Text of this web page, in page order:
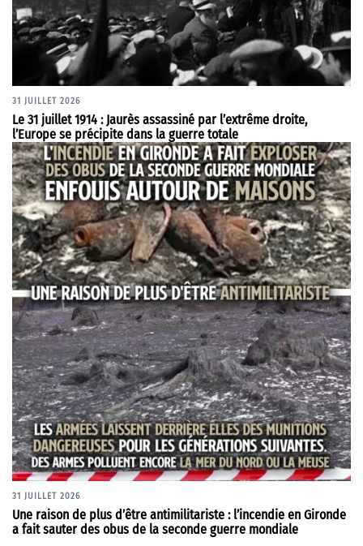
31 JUILLET 2026
Le 31 juillet 1914 : Jaurès assassiné par l’extrême droite,
l’Europe se précipite dans la guerre totale
31 JUILLET 2026
Une raison de plus d’être antimilitariste : l’incendie en Gironde
a fait sauter des obus de la seconde guerre mondiale